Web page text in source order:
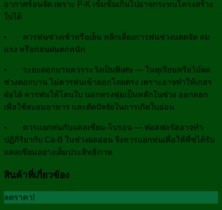
อากาศร้อนจัด เพราะ P-K เข้มข้นเกินไปอาจกระทบโครงสร้าง
ใบได้
• ควรพ่นช่วงเช้าหรือเย็น หลีกเลี่ยงการพ่นช่วงแดดจัด ลม
แรง หรือก่อนฝนตกหนัก
• ระยะดอกบานควรระวังเป็นพิเศษ — ในทุเรียนหรือไม้ผล
ช่วงดอกบาน ไม่ควรพ่นเข้าดอกโดยตรง เพราะอาจทำให้เกสร
ฝ่อได้ ควรพ่นให้โดนใบ นอกทรงพุ่มเป็นหลักในช่วง ออกดอก
เพื่อใช้สะสมอาหาร และตัดปัจจัยในการเกิดใบอ่อน
• ควรแยกพ่นกับแคลเซียม-โบรอน — ฟอสฟอรัสอาจทำ
ปฏิกิริยากับ Ca-B ในช่วงผลอ่อน จึงควรแยกพ่นเพื่อให้พืชได้รับ
แคลเซียมอย่างเต็มประสิทธิภาพ
สินค้าที่เกี่ยวข้อง
ลดราคา!